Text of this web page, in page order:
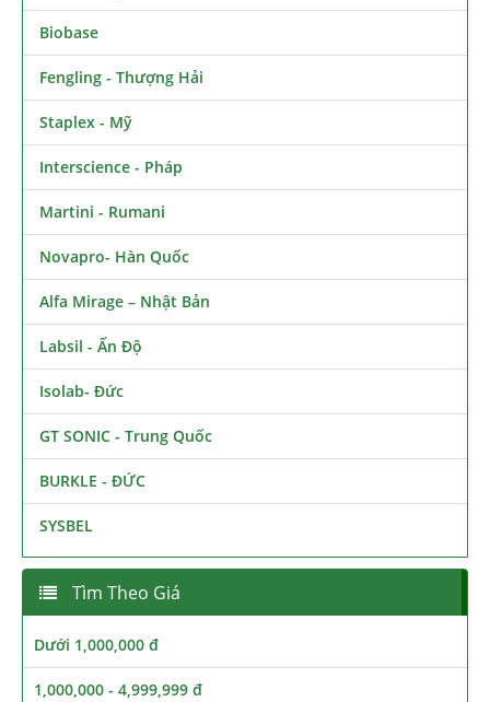
Biobase
Fengling - Thượng Hải
Staplex - Mỹ
Interscience - Pháp
Martini - Rumani
Novapro- Hàn Quốc
Alfa Mirage – Nhật Bản
Labsil - Ấn Độ
Isolab- Đức
GT SONIC - Trung Quốc
BURKLE - ĐỨC
SYSBEL
Tìm Theo Giá
Dưới 1,000,000 đ
1,000,000 - 4,999,999 đ